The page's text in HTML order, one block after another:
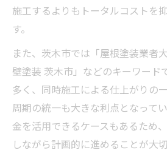
施工するよりもトータルコストを
す。
また、茨木市では「屋根塗装業者
壁塗装 茨木市」などのキーワード
多く、同時施工による仕上がりの
周期の統一も大きな利点となって
金を活用できるケースもあるため
しながら計画的に進めることが大切